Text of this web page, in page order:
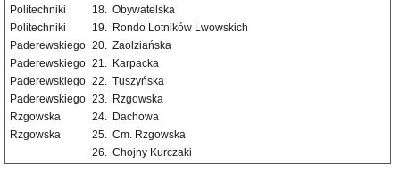
Politechniki
18. Obywatelska
Politechniki
19. Rondo Lotników Lwowskich
Paderewskiego 20. Zaolziańska
Paderewskiego 21. Karpacka
Paderewskiego 22. Tuszyńska
Paderewskiego 23. Rzgowska
Rzgowska
24. Dachowa
Rzgowska
25. Cm. Rzgowska
26. Chojny Kurczaki